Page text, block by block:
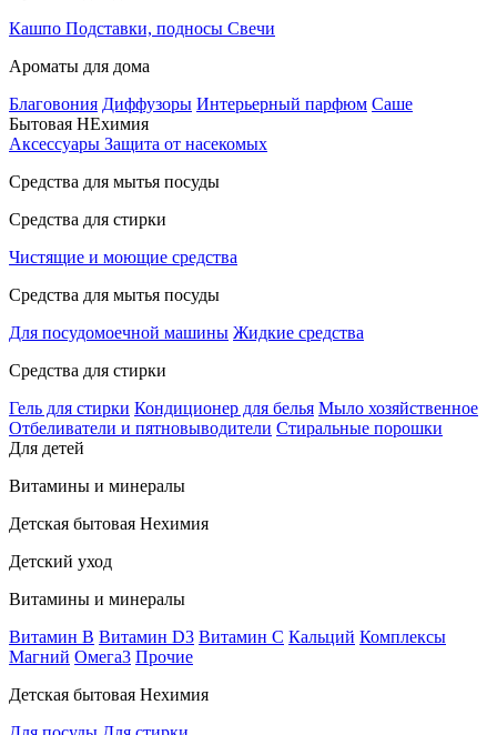
Кашпо Подставки, подносы Свечи
Ароматы для дома
Благовония Диффузоры Интерьерный парфюм Саше
Бытовая НЕхимия
Аксессуары Защита от насекомых
Средства для мытья посуды
Средства для стирки
Чистящие и моющие средства
Средства для мытья посуды
Для посудомоечной машины Жидкие средства
Средства для стирки
Гель для стирки Кондиционер для белья Мыло хозяйственное
Отбеливатели и пятновыводители Стиральные порошки
Для детей
Витамины и минералы
Детская бытовая Нехимия
Детский уход
Витамины и минералы
Витамин В Витамин D3 Витамин С Кальций Комплексы
Магний Омега3 Прочие
Детская бытовая Нехимия